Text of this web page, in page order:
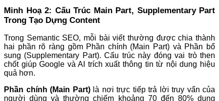
Minh Hoạ 2: Cấu Trúc Main Part, Supplementary Part
Trong Tạo Dựng Content
Trong Semantic SEO, mỗi bài viết thường được chia thành
hai phần rõ ràng gồm Phần chính (Main Part) và Phần bổ
sung (Supplementary Part). Cấu trúc này đóng vai trò then
chốt giúp Google và AI trích xuất thông tin từ nội dung hiệu
quả hơn.
Phần chính (Main Part)là nơi trực tiếp trả lời truy vấn của
người dùng và thường chiếm khoảng 70 đến 80% dung